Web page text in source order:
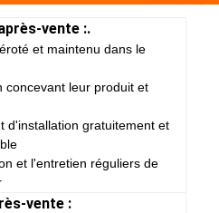
vente :.
et maintenu dans le
concevant leur produit et
d'installation gratuitement et
et l'entretien réguliers de
vente :